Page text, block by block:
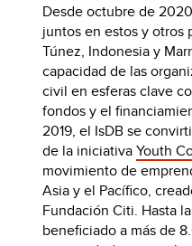
Desde octubre de
juntos en estos y otros
Túnez, Indonesia y
capacidad de las
civil en esferas clave
fondos y el
2019, el IsDB se
de la iniciativaYouth
movimiento de
Asia y el Pacífico,
Fundación Citi. Hasta
beneficiado a más de